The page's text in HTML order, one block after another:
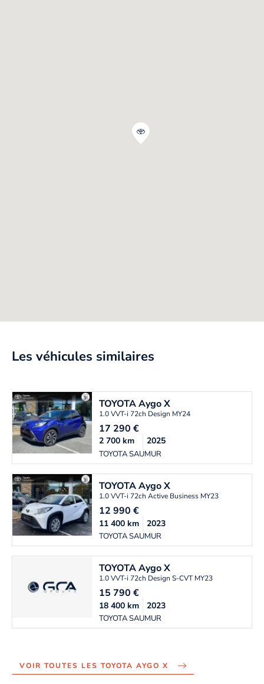
Les véhicules similaires
TOYOTAAygo X
1.0 VVT-i 72ch Design MY24
17 290€
TOYOTA SAUMUR
2 700km 2025
TOYOTAAygo X
1.0 VVT-i 72ch Active Business MY23
12 990€
TOYOTA SAUMUR
11 400km 2023
TOYOTAAygo X
1.0 VVT-i 72ch Design S-CVT MY23
15 790€
TOYOTA SAUMUR
18 400km 2023
VOIR TOUTES LES TOYOTA AYGO X